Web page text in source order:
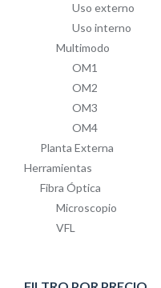
Uso externo
Uso interno
Multimodo
OM1
OM2
OM3
OM4
Planta Externa
Herramientas
Fibra Óptica
Microscopio
VFL